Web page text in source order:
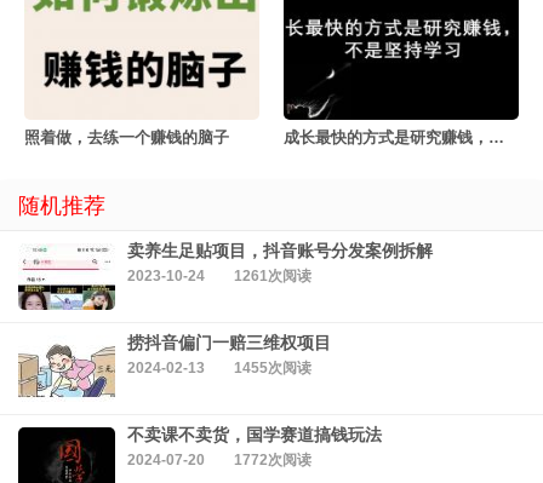
照着做，去练一个赚钱的脑子 成长最快的方式是研究赚钱，而不是学习
随机推荐
卖养生足贴项目，抖音账号分发案例拆解
2023-10-24 1261次阅读
捞抖音偏门一赔三维权项目
2024-02-13 1455次阅读
不卖课不卖货，国学赛道搞钱玩法
2024-07-20 1772次阅读